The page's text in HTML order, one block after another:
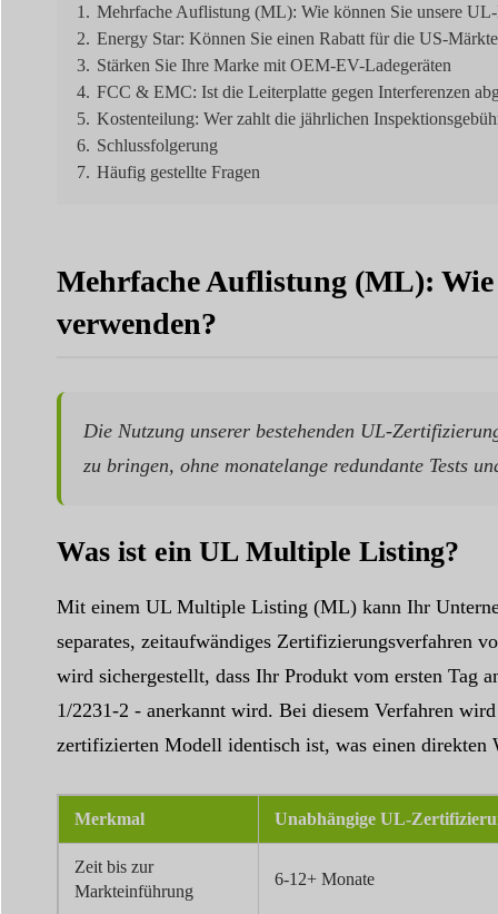
1. Mehrfache Auflistung (ML): Wie können Sie unsere
2. Energy Star: Können Sie einen Rabatt für die US-
3. Stärken Sie Ihre Marke mit OEM-EV-Ladegeräten
4. FCC & EMC: Ist die Leiterplatte gegen Interferenzen
5. Kostenteilung: Wer zahlt die jährlichen
6. Schlussfolgerung
7. Häufig gestellte Fragen
Mehrfache Auflistung (ML):
verwenden?
Die Nutzung unserer bestehenden UL-
zu bringen, ohne monatelange redundante Tests
Was ist ein UL Multiple Listing?
Mit einem UL Multiple Listing (ML) kann Ihr
separates, zeitaufwändiges Zertifizierungsverfahren
wird sichergestellt, dass Ihr Produkt vom ersten Tag
1/2231-2 - anerkannt wird. Bei diesem Verfahren
zertifizierten Modell identisch ist, was einen direkten
Merkmal Unabhängige UL-
Zeit bis zur
Markteinführung
6-12+ Monate